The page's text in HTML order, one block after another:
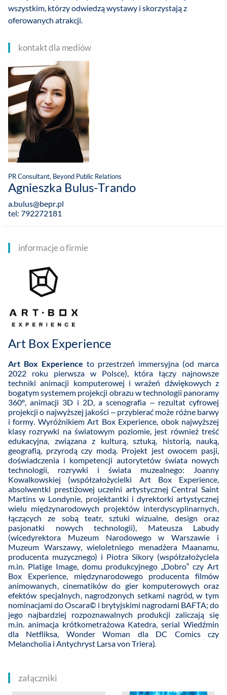
wszystkim, którzy odwiedzą wystawy i skorzystają z
oferowanych atrakcji.
kontakt dla mediów
PR Consultant, Beyond Public Relations
Agnieszka Bulus-Trando
a.bulus@bepr.pl
tel: 792272181
informacje o firmie
Art Box Experience
Art Box Experience to przestrzeń immersyjna (od marca
2022 roku pierwsza w Polsce), która łączy najnowsze
techniki animacji komputerowej i wrażeń dźwiękowych z
bogatym systemem projekcji obrazu w technologii panoramy
360º, animacji 3D i 2D, a scenografia – rezultat cyfrowej
projekcji o najwyższej jakości – przybierać może różne barwy
i formy. Wyróżnikiem Art Box Experience, obok najwyższej
klasy rozrywki na światowym poziomie, jest również treść
edukacyjna, związana z kulturą, sztuką, historią, nauką,
geografią, przyrodą czy modą. Projekt jest owocem pasji,
doświadczenia i kompetencji autorytetów świata nowych
technologii, rozrywki i świata muzealnego: Joanny
Kowalkowskiej (współzałożycielki Art Box Experience,
absolwentki prestiżowej uczelni artystycznej Central Saint
Martins w Londynie, projektantki i dyrektorki artystycznej
wielu międzynarodowych projektów interdyscyplinarnych,
łączących ze sobą teatr, sztuki wizualne, design oraz
pasjonatki nowych technologii), Mateusza Labudy
(wicedyrektora Muzeum Narodowego w Warszawie i
Muzeum Warszawy, wieloletniego menadżera Maanamu,
producenta muzycznego) i Piotra Sikory (współzałożyciela
m.in. Platige Image, domu produkcyjnego „Dobro” czy Art
Box Experience, międzynarodowego producenta filmów
animowanych, cinematików do gier komputerowych oraz
efektów specjalnych, nagrodzonych setkami nagród, w tym
nominacjami do Oscara© i brytyjskimi nagrodami BAFTA; do
jego najbardziej rozpoznawalnych produkcji zaliczają się
m.in. animacja krótkometrażowa Katedra, serial Wiedźmin
dla Netfliksa, Wonder Woman dla DC Comics czy
Melancholia i Antychryst Larsa von Triera).
załączniki